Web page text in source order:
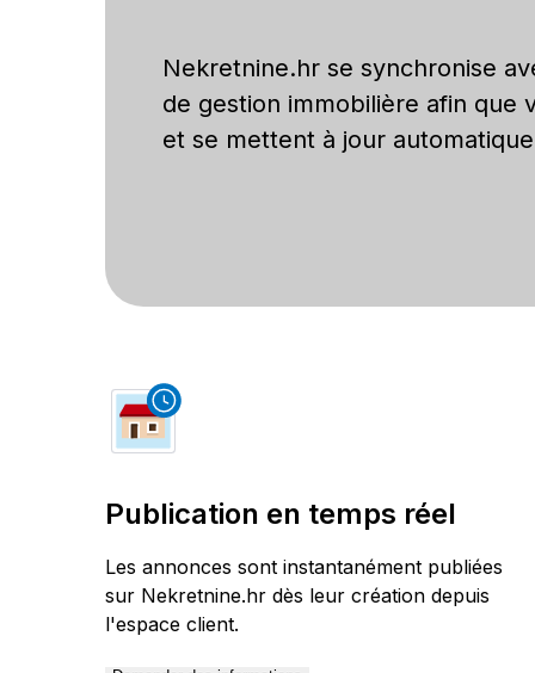
Nekretnine.hr se synchronise
de gestion immobilière afin que
et se mettent à jour
Publication en temps réel
Les annonces sont instantanément publiées
sur Nekretnine.hr dès leur création depuis
l'espace client.